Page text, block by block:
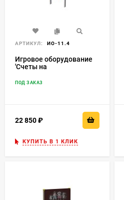
АРТИКУЛ: ИО-11.4
Игровое оборудование
'Счеты на
ИО-11.4
ПОД ЗАКАЗ
22 850
КУПИТЬ В 1 КЛИК